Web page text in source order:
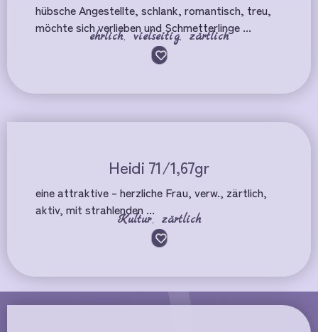
hübsche Angestellte, schlank, romantisch, treu,
möchte sich verlieben und Schmetterlinge ...
ehrlich,vielseitig,zärtlich
Heidi 71/1,67gr
eine attraktive – herzliche Frau, verw., zärtlich,
aktiv, mit strahlenden ...
Kultur, zärtlich